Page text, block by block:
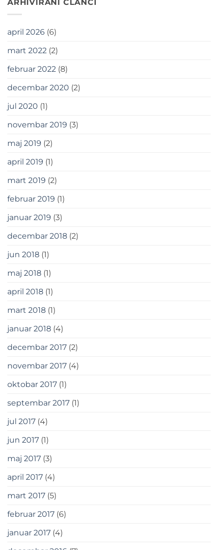
ARHIVIRANI ČLANCI
april 2026 (6)
mart 2022 (2)
februar 2022 (8)
decembar 2020 (2)
jul 2020 (1)
novembar 2019 (3)
maj 2019 (2)
april 2019 (1)
mart 2019 (2)
februar 2019 (1)
januar 2019 (3)
decembar 2018 (2)
jun 2018 (1)
maj 2018 (1)
april 2018 (1)
mart 2018 (1)
januar 2018 (4)
decembar 2017 (2)
novembar 2017 (4)
oktobar 2017 (1)
septembar 2017 (1)
jul 2017 (4)
jun 2017 (1)
maj 2017 (3)
april 2017 (4)
mart 2017 (5)
februar 2017 (6)
januar 2017 (4)